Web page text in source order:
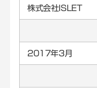
株式会社ISLET
2017年3月